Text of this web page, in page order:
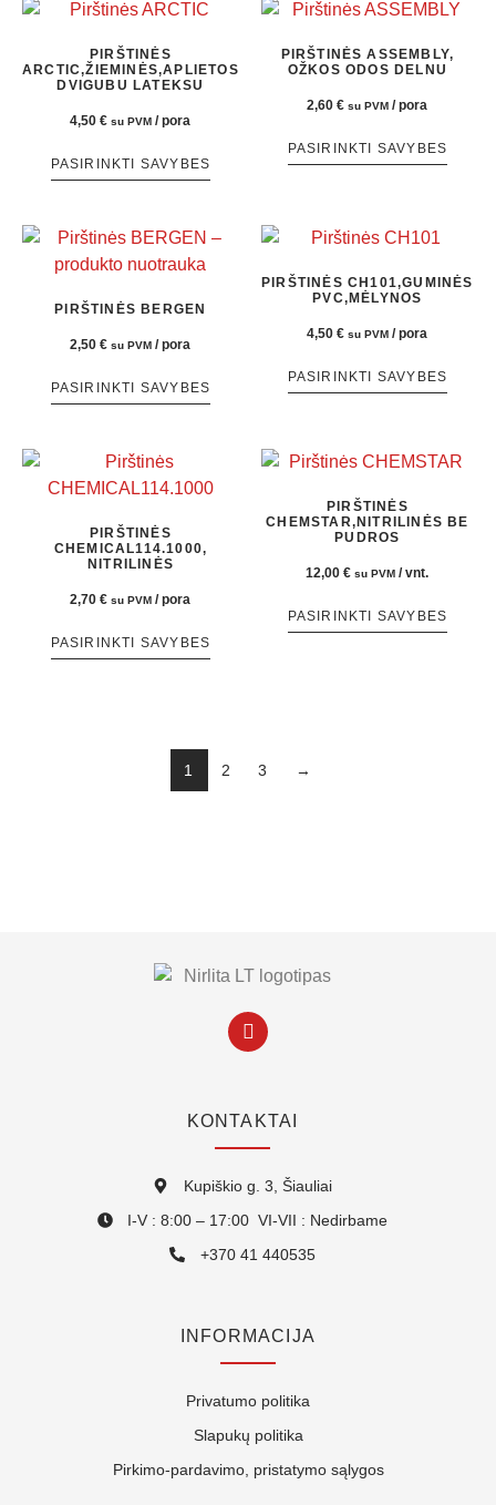
PIRŠTINĖS
ARCTIC,ŽIEMINĖS,APLIETOS
DVIGUBU LATEKSU
4,50€ su PVM / pora
PASIRINKTI SAVYBES
PIRŠTINĖS ASSEMBLY,
OŽKOS ODOS DELNU
2,60€ su PVM / pora
PASIRINKTI SAVYBES
PIRŠTINĖS BERGEN
2,50€ su PVM / pora
PASIRINKTI SAVYBES
PIRŠTINĖS CH101,GUMINĖS
PVC,MĖLYNOS
4,50€ su PVM / pora
PASIRINKTI SAVYBES
PIRŠTINĖS
CHEMICAL114.1000,
NITRILINĖS
2,70€ su PVM / pora
PASIRINKTI SAVYBES
PIRŠTINĖS
CHEMSTAR,NITRILINĖS BE
PUDROS
12,00€ su PVM / vnt.
PASIRINKTI SAVYBES
1 2 3 →
KONTAKTAI
Kupiškio g. 3, Šiauliai
I-V : 8:00 – 17:00 VI-VII : Nedirbame
+370 41 440535
INFORMACIJA
Privatumo politika
Slapukų politika
Pirkimo-pardavimo, pristatymo sąlygos